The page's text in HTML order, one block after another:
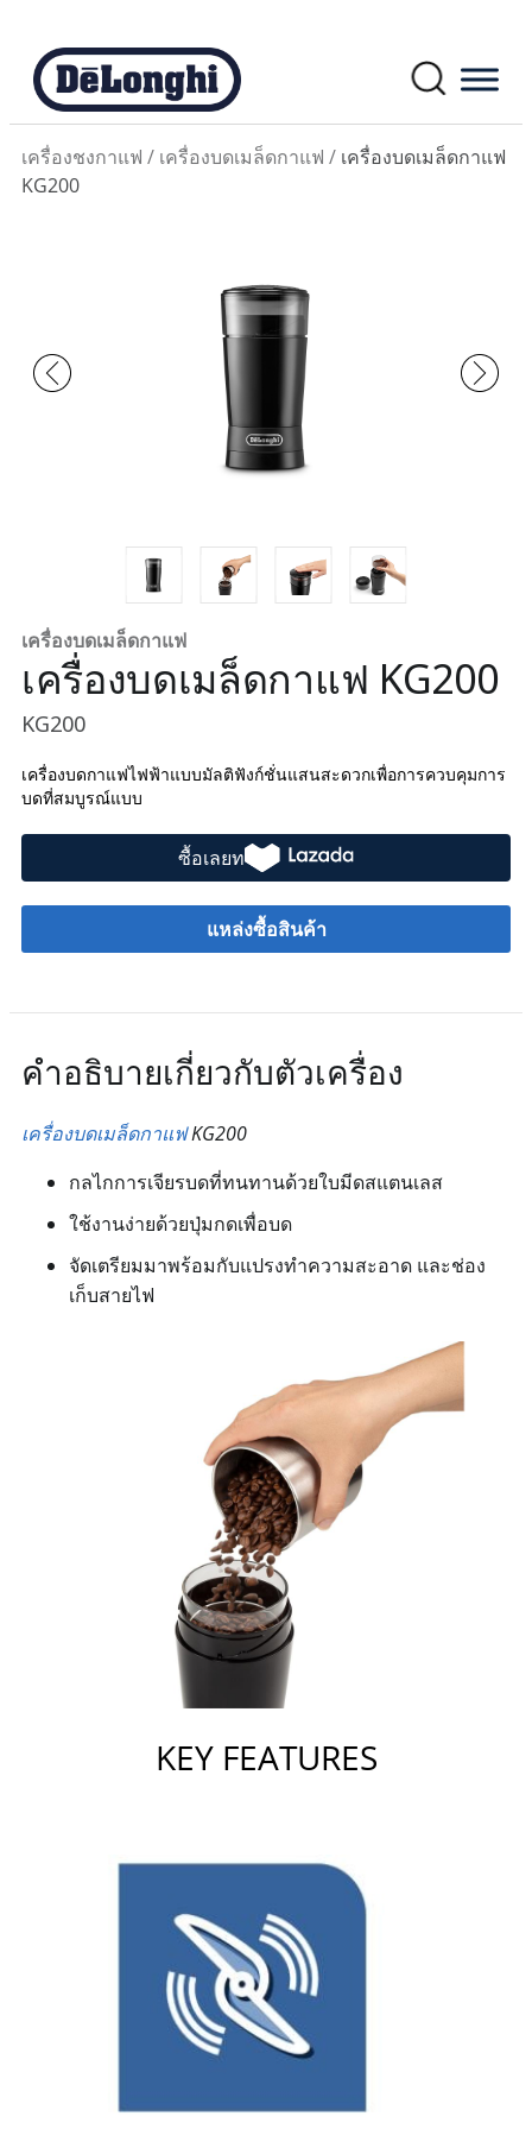
เครื่องชงกาแฟ / เครื่องบดเมล็ดกาแฟ / เครื่องบดเมล็ดกาแฟ
KG200
เครื่องบดเมล็ดกาแฟ
เครื่องบดเมล็ดกาแฟ KG200
KG200
เครื่องบดกาแฟไฟฟ้าแบบมัลติฟังก์ชั่นแสนสะดวกเพื่อการควบคุมการ
บดที่สมบูรณ์แบบ
แหล่งซื้อสินค้า
คำอธิบายเกี่ยวกับตัวเครื่อง
เครื่องบดเมล็ดกาแฟKG200
กลไกการเจียรบดที่ทนทานด้วยใบมีดสแตนเลส
ใช้งานง่ายด้วยปุ่มกดเพื่อบด
จัดเตรียมมาพร้อมกับแปรงทำความสะอาด และช่อง
เก็บสายไฟ
KEY FEATURES